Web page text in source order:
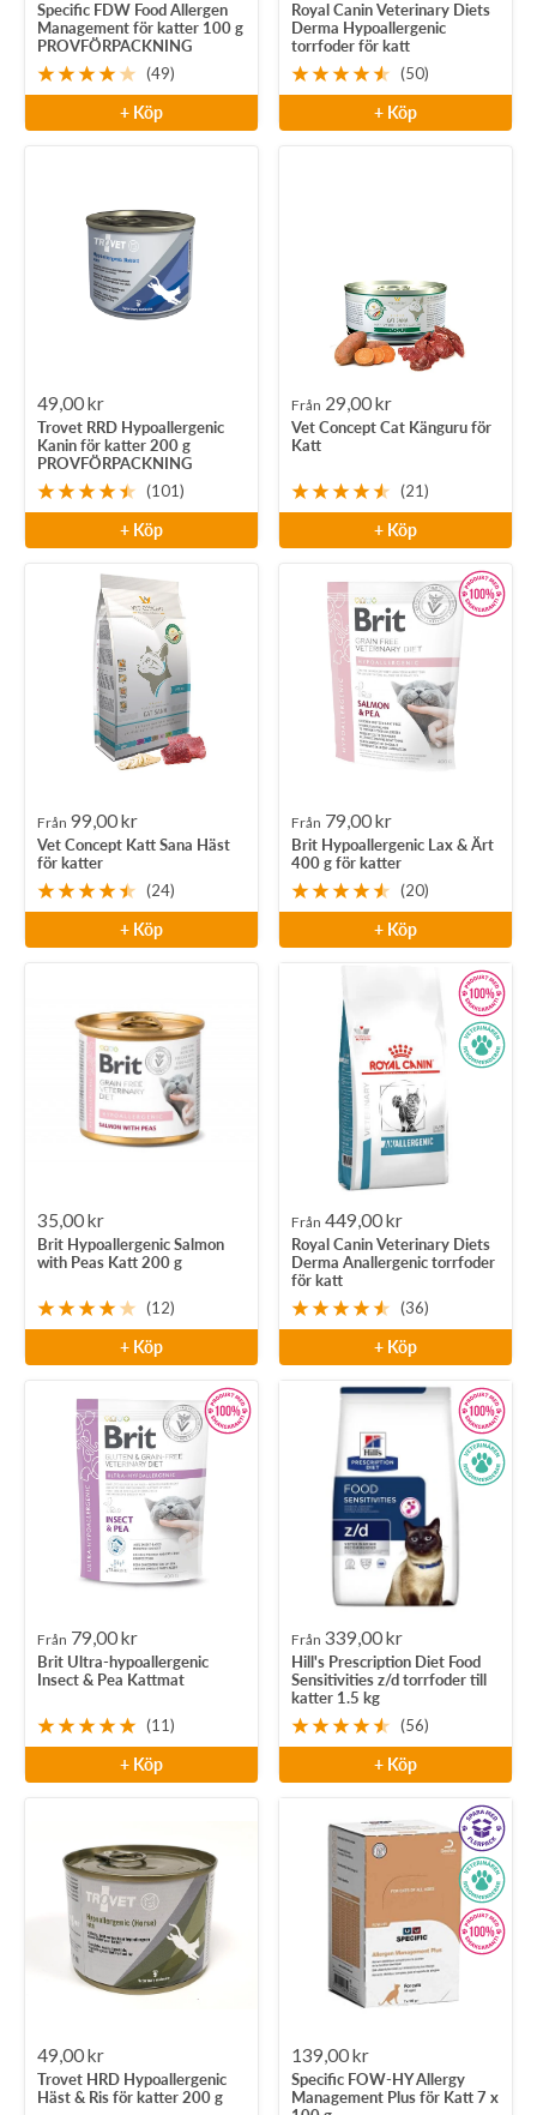
pris
Specific FDW Food Allergen
Management för katter 100 g
PROVFÖRPACKNING
(49)
+ Köp
pris
Royal Canin Veterinary Diets
Derma Hypoallergenic
torrfoder för katt
(50)
+ Köp
Rea-
pris
49,00 kr
Trovet RRD Hypoallergenic
Kanin för katter 200 g
PROVFÖRPACKNING
(101)
+ Köp
Rea-
pris
Från 29,00 kr
Vet Concept Cat Känguru för
Katt
(21)
+ Köp
Rea-
pris
Från 99,00 kr
Vet Concept Katt Sana Häst
för katter
(24)
+ Köp
Rea-
pris
Från 79,00 kr
Brit Hypoallergenic Lax & Ärt
400 g för katter
(20)
+ Köp
Rea-
pris
35,00 kr
Brit Hypoallergenic Salmon
with Peas Katt 200 g
(12)
+ Köp
Rea-
pris
Från 449,00 kr
Royal Canin Veterinary Diets
Derma Anallergenic torrfoder
för katt
(36)
+ Köp
Rea-
pris
Från 79,00 kr
Brit Ultra-hypoallergenic
Insect & Pea Kattmat
(11)
+ Köp
Rea-
pris
Från 339,00 kr
Hill's Prescription Diet Food
Sensitivities z/d torrfoder till
katter 1.5 kg
(56)
+ Köp
Rea-
pris
49,00 kr
Trovet HRD Hypoallergenic
Häst & Ris för katter 200 g
Rea-
pris
139,00 kr
Specific FOW-HY Allergy
Management Plus för Katt 7 x